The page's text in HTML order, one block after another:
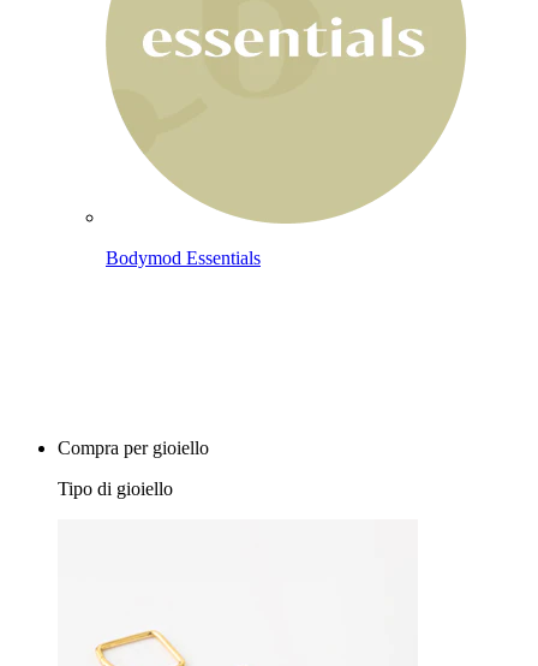
Bodymod Essentials
Compra per gioiello
Tipo di gioiello